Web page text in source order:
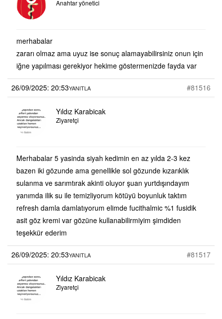
Anahtar yönetici
merhabalar
zararı olmaz ama uyuz ise sonuç alamayabilirsiniz onun için
iğne yapılması gerekiyor hekime göstermenizde fayda var
26/09/2025: 20:53 #81516
YANITLA
Yıldız Karabicak
Ziyaretçi
Merhabalar 5 yasinda siyah kedimin en az yılda 2-3 kez
bazen iki gözunde ama genellikle sol gözunde kızarıklık
sulanma ve sarımtırak akinti oluyor şuan yurtdışındayım
yanımda ilik su ile temizliyorum kötüyü boyunluk taktım
refresh damla damlatıyorum elimde fucithalmic %1 fusidik
asit göz kremi var gözüne kullanabilirmiyim şimdiden
teşekkür ederim
26/09/2025: 20:53 #81517
YANITLA
Yıldız Karabicak
Ziyaretçi